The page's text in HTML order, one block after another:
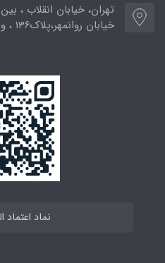
خیابان روانمهر،پلاک136 ، واحد1
نماد اعتماد